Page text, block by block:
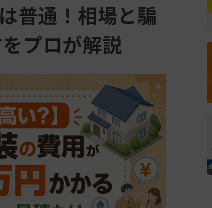
普通！相場と騙
プロが解説